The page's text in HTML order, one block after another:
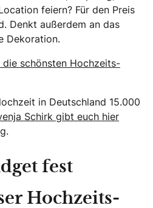
feiern? Für den Preis
Denkt außerdem an das
Dekoration.
schönsten Hochzeits-
in Deutschland 15.000
Schirk gibt euch hier
.
fest
Hochzeits-